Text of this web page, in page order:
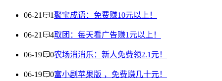
06-21 1聚宝成语：免费赚10元以上！
06-21 4取团：每天看广告赚1元以上！
06-19 0农场消消乐：新人免费领2.1元！
06-19 0富小剧苹果版 ，免费赚几十元！